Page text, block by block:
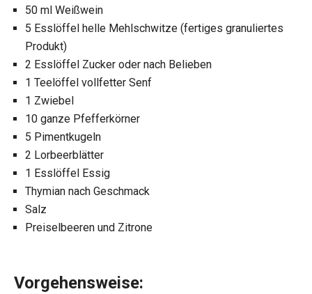
50 ml Weißwein
5 Esslöffel helle Mehlschwitze (fertiges granuliertes
Produkt)
2 Esslöffel Zucker oder nach Belieben
1 Teelöffel vollfetter Senf
1 Zwiebel
10 ganze Pfefferkörner
5 Pimentkugeln
2 Lorbeerblätter
1 Esslöffel Essig
Thymian nach Geschmack
Salz
Preiselbeeren und Zitrone
Vorgehensweise: